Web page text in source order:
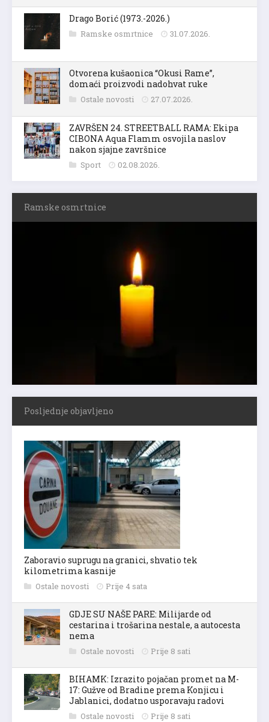
Drago Borić (1973.-2026.)
Ramske osmrtnice 31.07.2026.
Otvorena kušaonica “Okusi Rame”,
domaći proizvodi nadohvat ruke
Ostale novosti 27.07.2026.
ZAVRŠEN 24. STREETBALL RAMA: Ekipa
CIBONA Aqua Flamm osvojila naslov
nakon sjajne završnice
Sport 02.08.2026.
Ramske osmrtnice
Posljednje objavljeno
Zaboravio suprugu na granici, shvatio tek
kilometrima kasnije
Ostale novosti Prije 4 sata
GDJE SU NAŠE PARE: Milijarde od
cestarina i trošarina nestale, a autocesta
nema
Ostale novosti Prije 8 sati
BIHAMK: Izrazito pojačan promet na M-
17: Gužve od Bradine prema Konjicu i
Jablanici, dodatno usporavaju radovi
Ostale novosti Prije 8 sati